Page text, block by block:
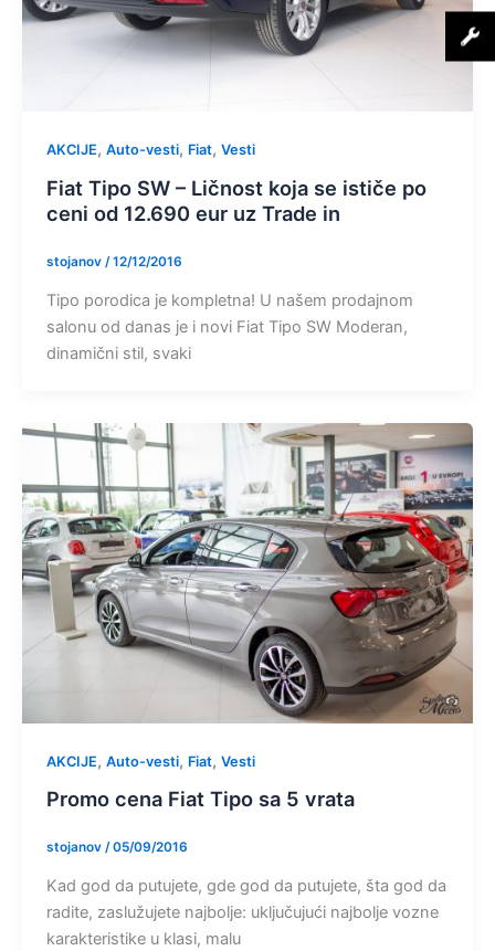
AKCIJE, Auto-vesti, Fiat, Vesti
Fiat Tipo SW – Ličnost koja se ističe po
ceni od 12.690 eur uz Trade in
stojanov /12/12/2016
Tipo porodica je kompletna! U našem prodajnom
salonu od danas je i novi Fiat Tipo SW Moderan,
dinamični stil, svaki
AKCIJE, Auto-vesti, Fiat, Vesti
Promo cena Fiat Tipo sa 5 vrata
stojanov /05/09/2016
Kad god da putujete, gde god da putujete, šta god da
radite, zaslužujete najbolje: uključujući najbolje vozne
karakteristike u klasi, malu